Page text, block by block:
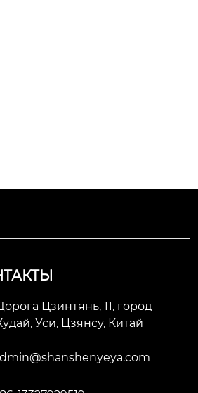
Цзинтянь, 11, город
Уси, Цзянсу, Китай